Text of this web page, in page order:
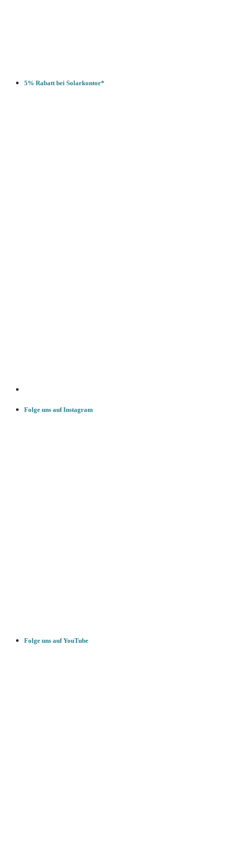
5% Rabatt bei Solarkontor*
Folge uns auf Instagram
Folge uns auf YouTube